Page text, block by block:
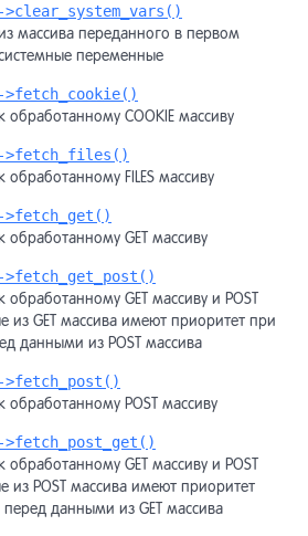
массива переданного в первом
переменные
>fetch_cookie()
обработанному COOKIE массиву
>fetch_files()
обработанному FILES массиву
>fetch_get()
обработанному GET массиву
>fetch_get_post()
обработанному GET массиву и POST
из GET массива имеют приоритет при
данными из POST массива
>fetch_post()
обработанному POST массиву
>fetch_post_get()
обработанному GET массиву и POST
из POST массива имеют приоритет
данными из GET массива